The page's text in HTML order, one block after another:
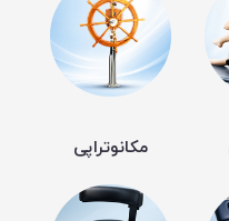
مکانوتراپی